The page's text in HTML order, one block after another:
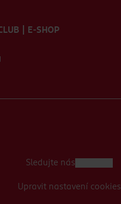
| E-SHOP
Sledujte nás
Upravit nastavení cookies